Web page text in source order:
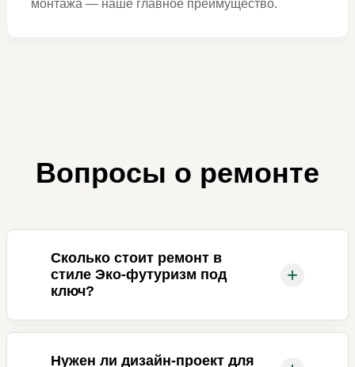
монтажа — наше главное преимущество.
Вопросы о ремонте
Сколько стоит ремонт в
стиле Эко-футуризм под
ключ?
+
Нужен ли дизайн-проект для